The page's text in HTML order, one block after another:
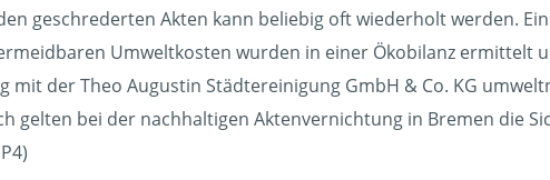
geschrederten Akten kann beliebig oft wiederholt werden.
Umweltkosten wurden in einer Ökobilanz ermittelt
mit der Theo Augustin Städtereinigung GmbH & Co. KG
gelten bei der nachhaltigen Aktenvernichtung in Bremen die